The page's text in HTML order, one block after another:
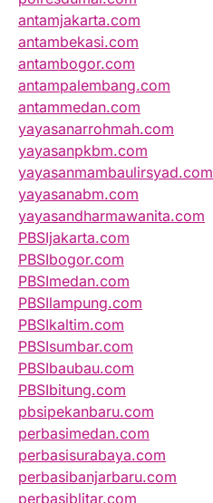
antamjakarta.com
antambekasi.com
antambogor.com
antampalembang.com
antammedan.com
yayasanarrohmah.com
yayasanpkbm.com
yayasanmambaulirsyad.com
yayasanabm.com
yayasandharmawanita.com
PBSIjakarta.com
PBSIbogor.com
PBSImedan.com
PBSIlampung.com
PBSIkaltim.com
PBSIsumbar.com
PBSIbaubau.com
PBSIbitung.com
pbsipekanbaru.com
perbasimedan.com
perbasisurabaya.com
perbasibanjarbaru.com
perbasiblitar.com